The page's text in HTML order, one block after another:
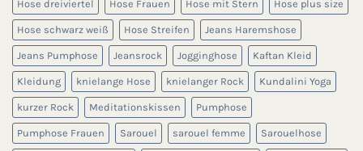
Hose dreiviertel Hose Frauen Hose mit Stern Hose plus size
Hose schwarz weiß Hose Streifen Jeans Haremshose
Jeans Pumphose Jeansrock Jogginghose Kaftan Kleid
Kleidung knielange Hose knielanger Rock Kundalini Yoga
kurzer Rock Meditationskissen Pumphose
Pumphose Frauen Sarouel sarouel femme Sarouelhose